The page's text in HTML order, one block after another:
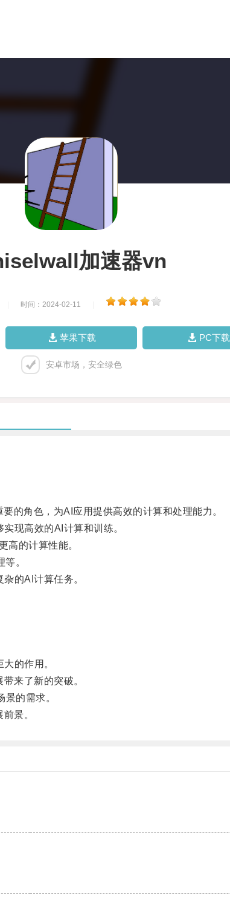
加速器vn
时间：2024-02-11
苹果下载 PC下载
安卓市场，安全绿色
角色，为AI应用提供高效的计算和处理能力。
现高效的AI计算和训练。
的计算性能。
。
的AI计算任务。
的作用。
来了新的突破。
的需求。
景。